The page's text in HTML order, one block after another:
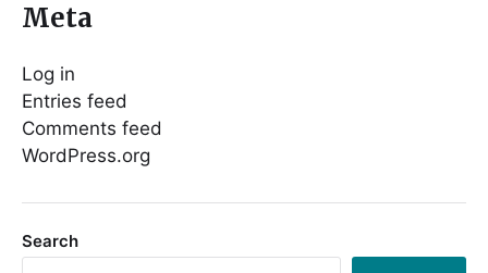
Meta
Log in
Entries feed
Comments feed
WordPress.org
Search